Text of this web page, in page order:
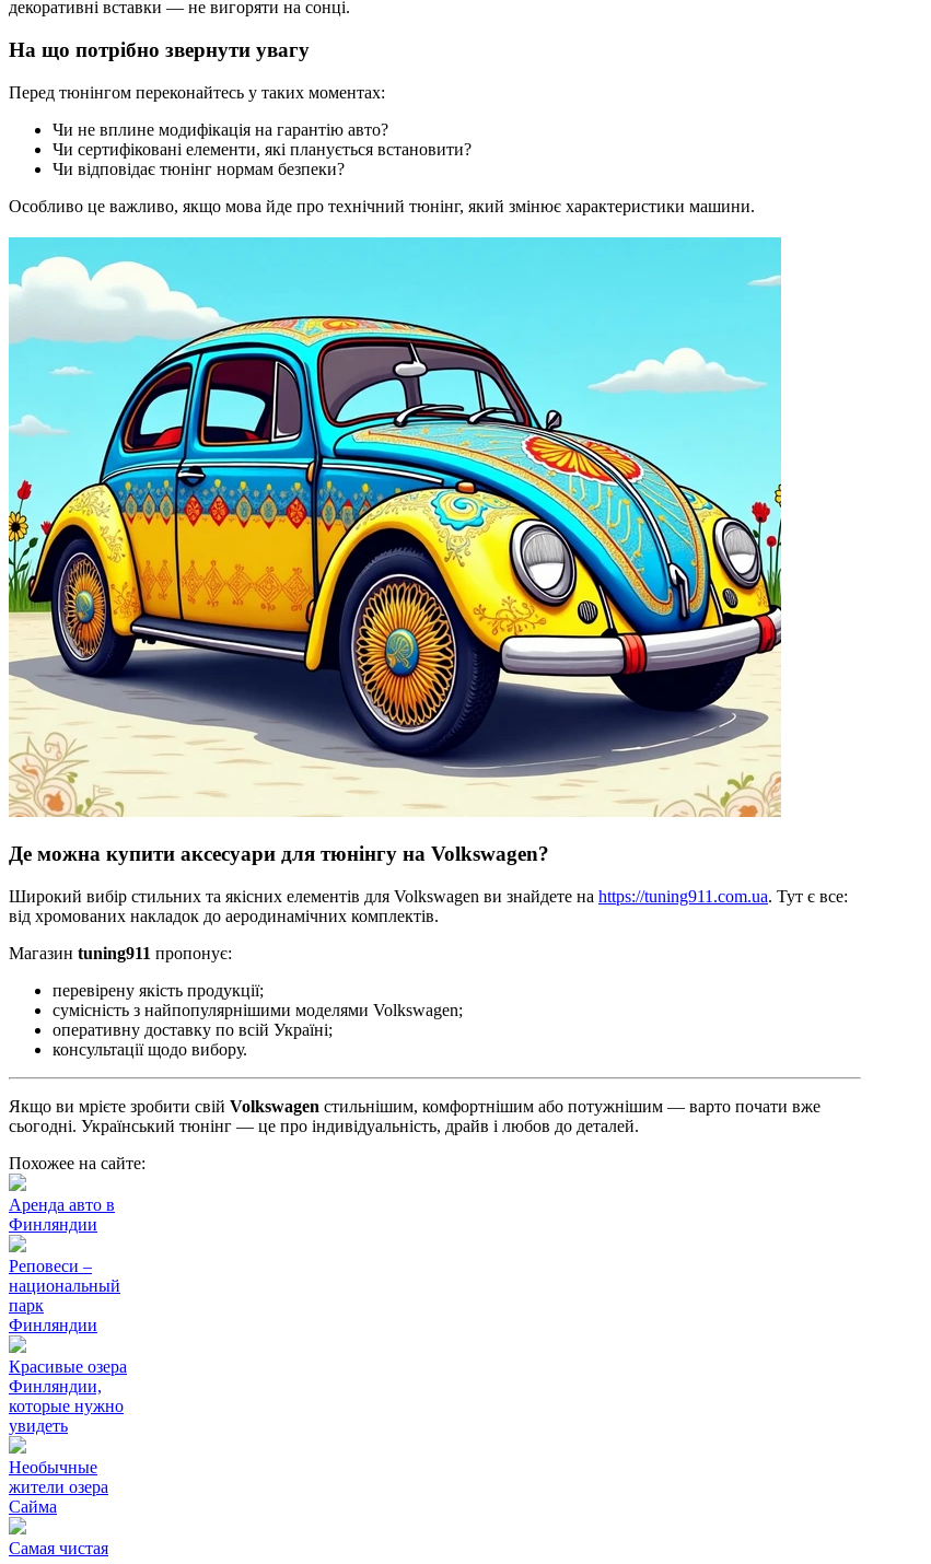
декоративні вставки — не вигоряти на сонці.
На що потрібно звернути увагу
Перед тюнінгом переконайтесь у таких моментах:
Чи не вплине модифікація на гарантію авто?
Чи сертифіковані елементи, які планується встановити?
Чи відповідає тюнінг нормам безпеки?
Особливо це важливо, якщо мова йде про технічний тюнінг, який змінює характеристики машини.
Де можна купити аксесуари для тюнінгу на Volkswagen?
Широкий вибір стильних та якісних елементів для Volkswagen ви знайдете на https://tuning911.com.ua. Тут є все:
від хромованих накладок до аеродинамічних комплектів.
Магазин tuning911 пропонує:
перевірену якість продукції;
сумісність з найпопулярнішими моделями Volkswagen;
оперативну доставку по всій Україні;
консультації щодо вибору.
Якщо ви мрієте зробити свій Volkswagen стильнішим, комфортнішим або потужнішим — варто почати вже
сьогодні. Український тюнінг — це про індивідуальність, драйв і любов до деталей.
Похожее на сайте:
Аренда авто в
Финляндии
Реповеси –
национальный
парк
Финляндии
Красивые озера
Финляндии,
которые нужно
увидеть
Необычные
жители озера
Сайма
Самая чистая